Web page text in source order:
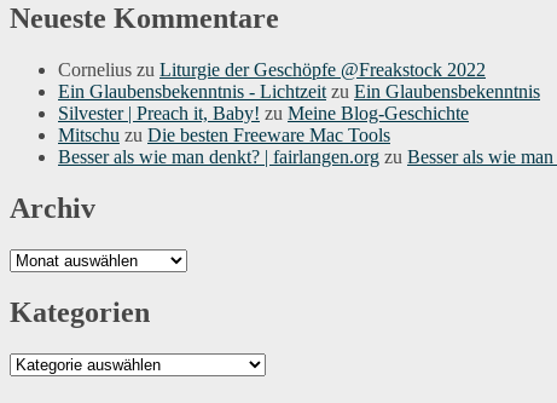
Neueste Kommentare
Cornelius zu Liturgie der Geschöpfe @Freakstock 2022
Ein Glaubensbekenntnis - Lichtzeit zu Ein Glaubensbekenntnis
Silvester | Preach it, Baby! zu Meine Blog-Geschichte
Mitschu zu Die besten Freeware Mac Tools
Besser als wie man denkt? | fairlangen.org zu Besser als wie
Archiv
Archiv
Kategorien
Kategorien